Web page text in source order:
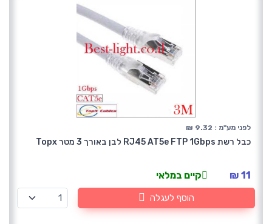
לפני מע"מ : 9.32 ₪
כבל רשת RJ45 AT5e FTP 1Gbps לבן באורך 3 מטר Topx
11 ₪ קיים במלאי
הוסף לעגלה